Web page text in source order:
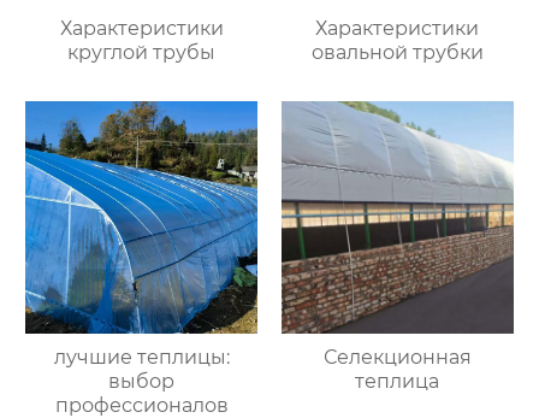
Характеристики
круглой трубы
Характеристики
овальной трубки
лучшие теплицы:
выбор
профессионалов
Селекционная
теплица